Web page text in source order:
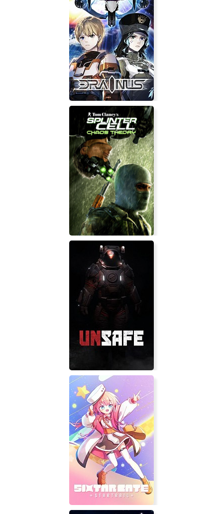
Cyberdunk Anime Edition
DRAINUS
Tom Clancy's Splinter Cell Chaos
Theory
Unsafe